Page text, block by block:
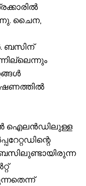
ചൈന,
ബസിന്
ഐലൻഡിലുള്ള